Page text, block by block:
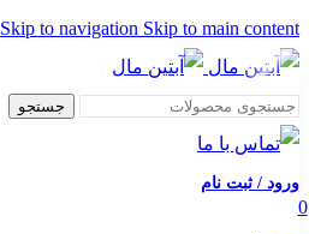
Skip to navigation Skip to main content
جستجو
ورود / ثبت نام
0